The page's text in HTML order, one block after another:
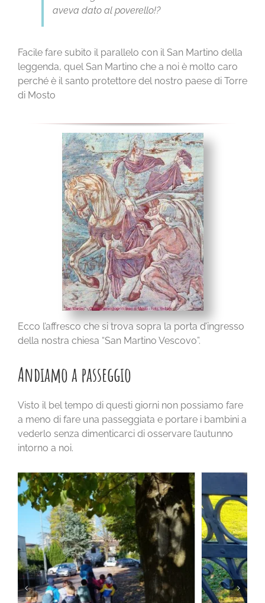
aveva dato al poverello!?
Facile fare subito il parallelo con il San Martino della
leggenda, quel San Martino che a noi è molto caro
perché è il santo protettore del nostro paese di Torre
di Mosto
Ecco l’affresco che si trova sopra la porta d’ingresso
della nostra chiesa “San Martino Vescovo”.
Andiamo a passeggio
Visto il bel tempo di questi giorni non possiamo fare
a meno di fare una passeggiata e portare i bambini a
vederlo senza dimenticarci di osservare l’autunno
intorno a noi.